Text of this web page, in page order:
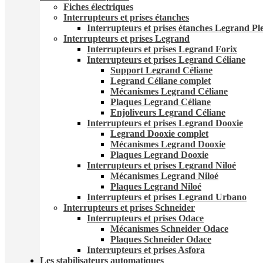
Fiches électriques
Interrupteurs et prises étanches
Interrupteurs et prises étanches Legrand
Interrupteurs et prises Legrand
Interrupteurs et prises Legrand Forix
Interrupteurs et prises Legrand Céliane
Support Legrand Céliane
Legrand Céliane complet
Mécanismes Legrand Céliane
Plaques Legrand Céliane
Enjoliveurs Legrand Céliane
Interrupteurs et prises Legrand Dooxie
Legrand Dooxie complet
Mécanismes Legrand Dooxie
Plaques Legrand Dooxie
Interrupteurs et prises Legrand Niloé
Mécanismes Legrand Niloé
Plaques Legrand Niloé
Interrupteurs et prises Legrand Urbano
Interrupteurs et prises Schneider
Interrupteurs et prises Odace
Mécanismes Schneider Odace
Plaques Schneider Odace
Interrupteurs et prises Asfora
Les stabilisateurs automatiques